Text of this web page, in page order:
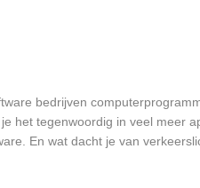
bedrijven
het tegenwoordig in veel meer
En wat dacht je van